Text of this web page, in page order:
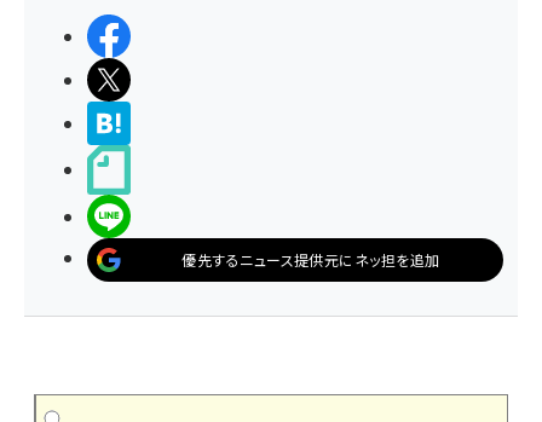
優先するニュース提供元にネッ担を追加